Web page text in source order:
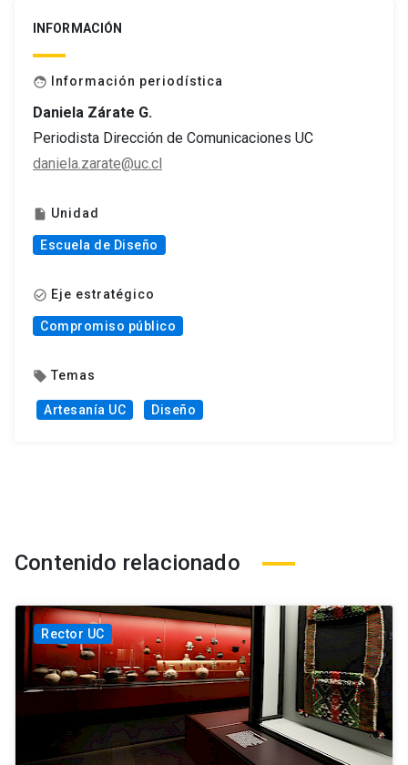
INFORMACIÓN
face Información periodística
Daniela Zárate G.
Periodista Dirección de Comunicaciones UC
daniela.zarate@uc.cl
insert_drive_file Unidad
Escuela de Diseño
check_circle_outline Eje estratégico
Compromiso público
local_offer Temas
Artesanía UC Diseño
Contenido relacionado
Rector UC